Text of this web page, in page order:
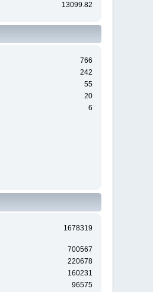
13099.82
766
242
55
20
6
1678319
700567
220678
160231
96575